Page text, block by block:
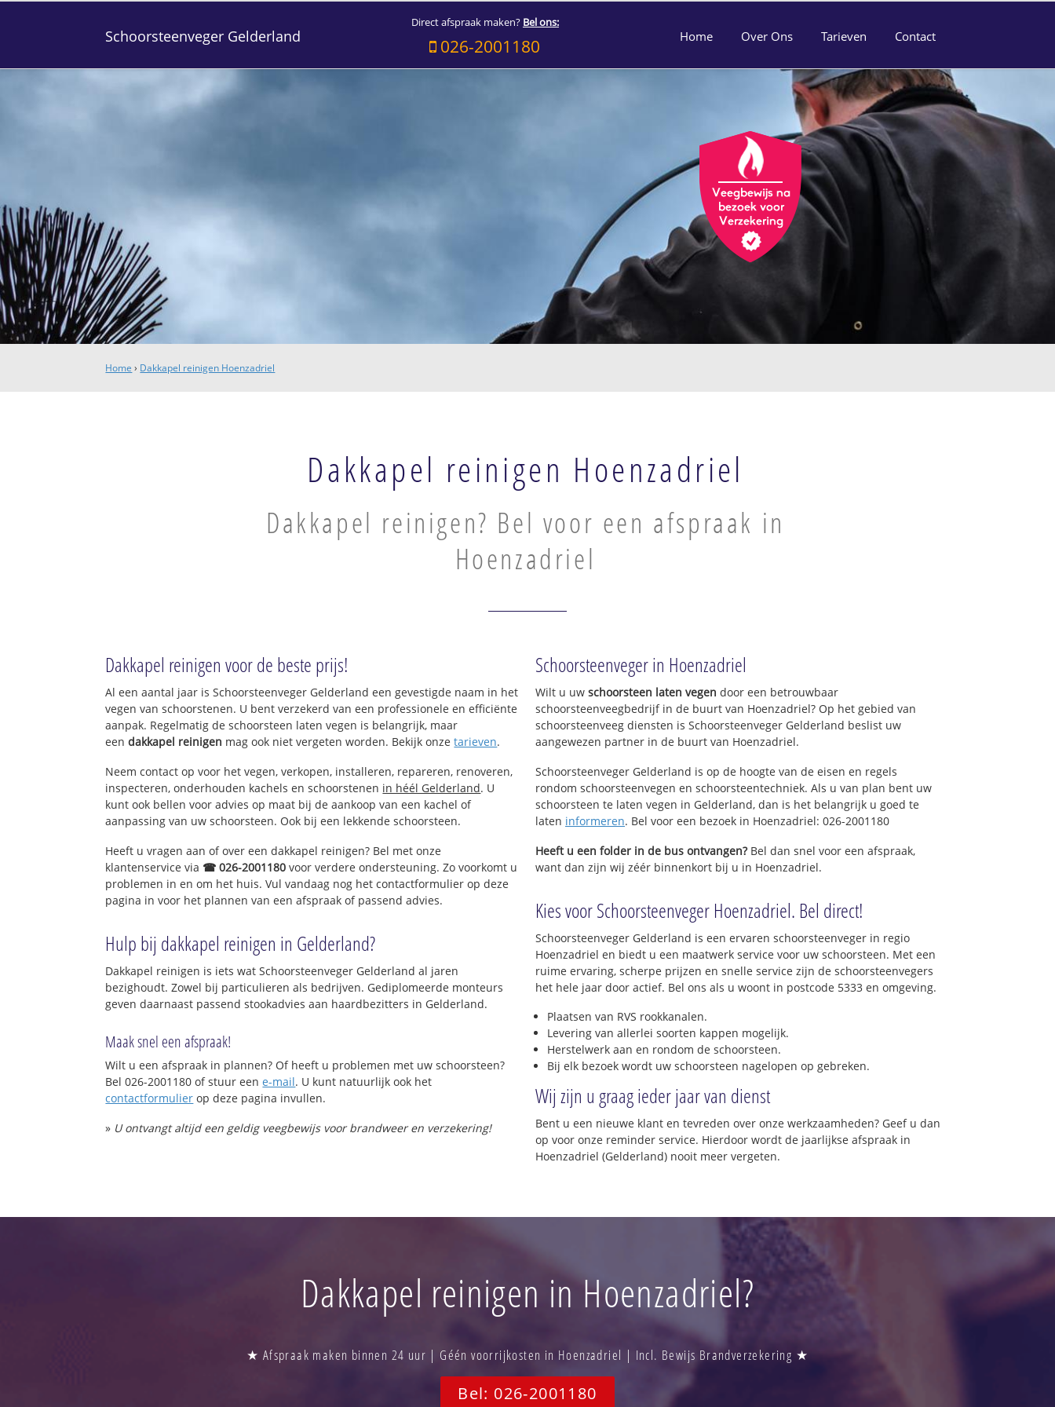
Schoorsteenveger Gelderland
Direct afspraak maken? Bel ons:
026-2001180 Home Over Ons Tarieven Contact
Home › Dakkapel reinigen Hoenzadriel
Dakkapel reinigen Hoenzadriel
Dakkapel reinigen? Bel voor een afspraak in
Hoenzadriel
Dakkapel reinigen voor de beste prijs!
Al een aantal jaar is Schoorsteenveger Gelderland een gevestigde naam in het
vegen van schoorstenen. U bent verzekerd van een professionele en efficiënte
aanpak. Regelmatig de schoorsteen laten vegen is belangrijk, maar
eendakkapel reinigen mag ook niet vergeten worden. Bekijk onzetarieven.
Neem contact op voor het vegen, verkopen, installeren, repareren, renoveren,
inspecteren, onderhouden kachels en schoorstenen in héél Gelderland. U
kunt ook bellen voor advies op maat bij de aankoop van een kachel of
aanpassing van uw schoorsteen. Ook bij een lekkende schoorsteen.
Heeft u vragen aan of over een dakkapel reinigen? Bel met onze
klantenservice via ☎ 026-2001180 voor verdere ondersteuning. Zo voorkomt u
problemen in en om het huis. Vul vandaag nog het contactformulier op deze
pagina in voor het plannen van een afspraak of passend advies.
Hulp bij dakkapel reinigen in Gelderland?
Dakkapel reinigen is iets wat Schoorsteenveger Gelderland al jaren
bezighoudt. Zowel bij particulieren als bedrijven. Gediplomeerde monteurs
geven daarnaast passend stookadvies aan haardbezitters in Gelderland.
Maak snel een afspraak!
Wilt u een afspraak in plannen? Of heeft u problemen met uw schoorsteen?
Bel 026-2001180 of stuur eene-mail. U kunt natuurlijk ook het
contactformulier op deze pagina invullen.
» U ontvangt altijd een geldig veegbewijs voor brandweer en verzekering!
Schoorsteenveger in Hoenzadriel
Wilt u uw schoorsteen laten vegen door een betrouwbaar
schoorsteenveegbedrijf in de buurt van Hoenzadriel? Op het gebied van
schoorsteenveeg diensten is Schoorsteenveger Gelderland beslist uw
aangewezen partner in de buurt van Hoenzadriel.
Schoorsteenveger Gelderland is op de hoogte van de eisen en regels
rondom schoorsteenvegen en schoorsteentechniek. Als u van plan bent uw
schoorsteen te laten vegen in Gelderland, dan is het belangrijk u goed te
laten informeren. Bel voor een bezoek in Hoenzadriel: 026-2001180
Heeft u een folder in de bus ontvangen?Bel dan snel voor een afspraak,
want dan zijn wij zéér binnenkort bij u in Hoenzadriel.
Kies voor Schoorsteenveger Hoenzadriel. Bel direct!
Schoorsteenveger Gelderland is een ervaren schoorsteenveger in regio
Hoenzadriel en biedt u een maatwerk service voor uw schoorsteen. Met een
ruime ervaring, scherpe prijzen en snelle service zijn de schoorsteenvegers
het hele jaar door actief. Bel ons als u woont in postcode 5333 en omgeving.
Plaatsen van RVS rookkanalen.
Levering van allerlei soorten kappen mogelijk.
Herstelwerk aan en rondom de schoorsteen.
Bij elk bezoek wordt uw schoorsteen nagelopen op gebreken.
Wij zijn u graag ieder jaar van dienst
Bent u een nieuwe klant en tevreden over onze werkzaamheden? Geef u dan
op voor onze reminder service. Hierdoor wordt de jaarlijkse afspraak in
Hoenzadriel (Gelderland) nooit meer vergeten.
Dakkapel reinigen in Hoenzadriel?
★ Afspraak maken binnen 24 uur | Géén voorrijkosten in Hoenzadriel | Incl. Bewijs Brandverzekering ★
Bel: 026-2001180